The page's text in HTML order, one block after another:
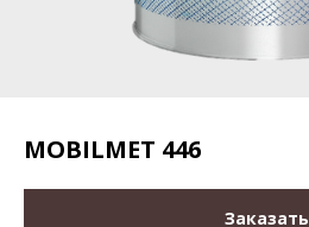
MOBILMET 446
Заказать